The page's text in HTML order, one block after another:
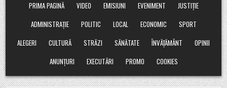
PRIMA PAGINĂ
VIDEO EMISIUNI EVENIMENT
JUSTIȚIE
ADMINISTRAȚIE
POLITIC LOCAL ECONOMIC
SPORT
ALEGERI
CULTURĂ STRĂZI SĂNĂTATE ÎNVĂȚĂMÂNT
OPINII
ANUNȚURI
EXECUTĂRI PROMO COOKIES